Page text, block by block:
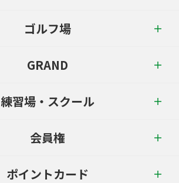
ゴルフ場
GRAND
練習場・スクール
会員権
ポイントカード